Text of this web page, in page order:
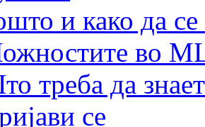
и како да
во
треба да
се